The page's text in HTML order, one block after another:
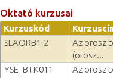
Oktató kurzusai
Kurzuskód
SLAORB1-2
Az orosz
(orosz...
YSE_BTK011-
Az orosz